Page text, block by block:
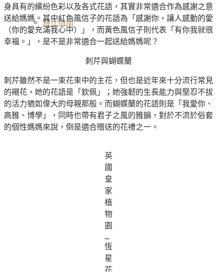
雅仕指南
身具有的繽紛色彩以及各式花語，其實非常適合作為感謝之意
送給媽媽。其中紅色風信子的花語為「感謝你，讓人感動的愛
（你的愛充滿我心中）」，而黃色風信子則代表「有你我就很
幸福。」，是不是非常適合一起送給媽媽呢？
刺芹與蝴蝶蘭
刺芹雖然不是一束花束中的主花，但也是近年來十分流行常見
的襯花，她的花語是「欽佩」；她強韌的生長能力與堅忍不拔
的活力猶如偉大的母親那般。而蝴蝶蘭的花語則是「我愛你、
高雅、博學」，同時也帶有君子之風的雅韻，對於不流於俗套
的個性媽媽來說，倒是適合贈送的花禮之一。
英
國
皇
家
植
物
園
恆
星
花